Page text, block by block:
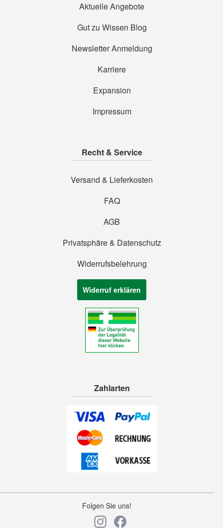
Aktuelle Angebote
Gut zu Wissen Blog
Newsletter Anmeldung
Karriere
Expansion
Impressum
Recht & Service
Versand & Lieferkosten
FAQ
AGB
Privatsphäre & Datenschutz
Widerrufsbelehrung
Widerruf erklären
Zahlarten
Folgen Sie uns!